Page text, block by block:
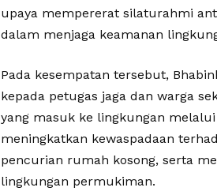
upaya mempererat silaturahmi
dalam menjaga keamanan
Pada kesempatan tersebut,
kepada petugas jaga dan warga
yang masuk ke lingkungan
meningkatkan kewaspadaan
pencurian rumah kosong, serta
lingkungan permukiman.